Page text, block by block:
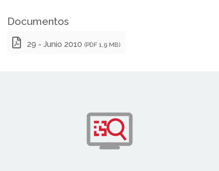
Documentos
29 - Junio 2010 (PDF 1,9 MB)